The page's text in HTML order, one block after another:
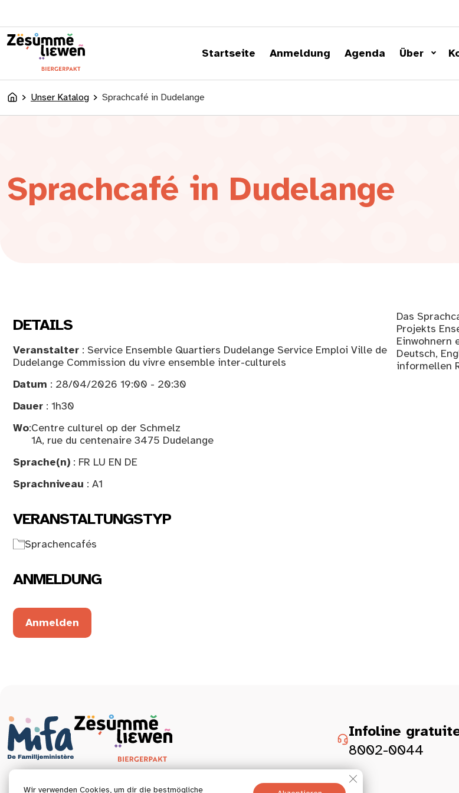
Startseite Anmeldung Agenda Über
AccueilUnser Katalog Sprachcafé in Dudelange
Sprachcafé in Dudelange
DETAILS
Veranstalter : Service Ensemble Quartiers Dudelange Service Emploi Ville de
Dudelange Commission du vivre ensemble inter-culturels
Datum : 28/04/2026 19:00 - 20:30
Dauer : 1h30
Wo:Centre culturel op der Schmelz
1A, rue du centenaire 3475 Dudelange
Sprache(n) : FR LU EN DE
Sprachniveau : A1
VERANSTALTUNGSTYP
Sprachencafés
ANMELDUNG
Anmelden
Das
Projekts
Einwohnern
Deutsch,
informellen
Infoline
8002-0044
Wir verwenden Cookies, um dir die bestmögliche
GDPR Cookie-Banner